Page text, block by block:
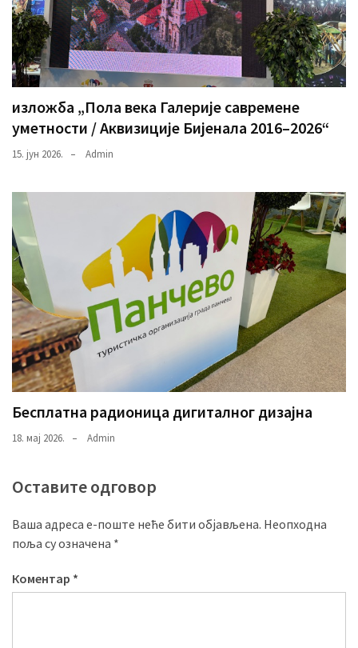
изложба „Пола века Галерије савремене
уметности / Аквизиције Бијенала 2016–2026“
15. јун 2026. Admin
Бесплатна радионица дигиталног дизајна
18. мај 2026. Admin
Оставите одговор
Ваша адреса е-поште неће бити објављена. Неопходна
поља су означена *
Коментар *